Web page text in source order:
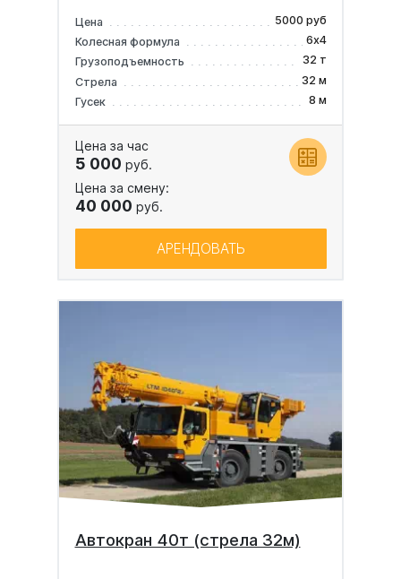
Цена
5000 руб
Колесная формула
6х4
Грузоподъемность
32 т
Стрела
32 м
Гусек
8 м
Цена за час
5 000 руб.
Цена за смену:
40 000 руб.
АРЕНДОВАТЬ
Автокран 40т (стрела 32м)